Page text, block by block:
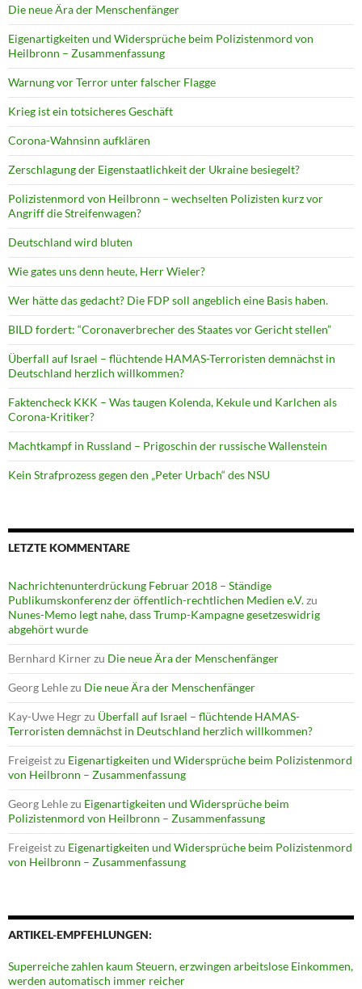
Die neue Ära der Menschenfänger
Eigenartigkeiten und Widersprüche beim Polizistenmord von
Heilbronn – Zusammenfassung
Warnung vor Terror unter falscher Flagge
Krieg ist ein totsicheres Geschäft
Corona-Wahnsinn aufklären
Zerschlagung der Eigenstaatlichkeit der Ukraine besiegelt?
Polizistenmord von Heilbronn – wechselten Polizisten kurz vor
Angriff die Streifenwagen?
Deutschland wird bluten
Wie gates uns denn heute, Herr Wieler?
Wer hätte das gedacht? Die FDP soll angeblich eine Basis haben.
BILD fordert: “Coronaverbrecher des Staates vor Gericht stellen”
Überfall auf Israel – flüchtende HAMAS-Terroristen demnächst in
Deutschland herzlich willkommen?
Faktencheck KKK – Was taugen Kolenda, Kekule und Karlchen als
Corona-Kritiker?
Machtkampf in Russland – Prigoschin der russische Wallenstein
Kein Strafprozess gegen den „Peter Urbach“ des NSU
LETZTE KOMMENTARE
Nachrichtenunterdrückung Februar 2018 – Ständige
Publikumskonferenz der öffentlich-rechtlichen Medien e.V.zu
Nunes-Memo legt nahe, dass Trump-Kampagne gesetzeswidrig
abgehört wurde
Bernhard Kirnerzu Die neue Ära der Menschenfänger
Georg Lehlezu Die neue Ära der Menschenfänger
Kay-Uwe Hegrzu Überfall auf Israel – flüchtende HAMAS-
Terroristen demnächst in Deutschland herzlich willkommen?
Freigeistzu Eigenartigkeiten und Widersprüche beim Polizistenmord
von Heilbronn – Zusammenfassung
Georg Lehlezu Eigenartigkeiten und Widersprüche beim
Polizistenmord von Heilbronn – Zusammenfassung
Freigeistzu Eigenartigkeiten und Widersprüche beim Polizistenmord
von Heilbronn – Zusammenfassung
ARTIKEL-EMPFEHLUNGEN:
Superreiche zahlen kaum Steuern, erzwingen arbeitslose Einkommen,
werden automatisch immer reicher